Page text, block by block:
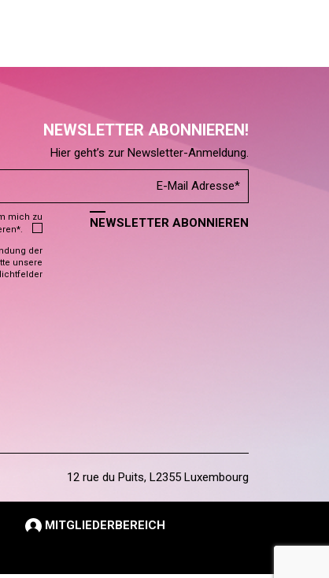
NEWSLETTER ABONNIEREN!
Hier geht’s zur Newsletter-Anmeldung.
mich zu
der
unsere
NEWSLETTER ABONNIEREN
12 rue du Puits, L2355 Luxembourg
MITGLIEDERBEREICH